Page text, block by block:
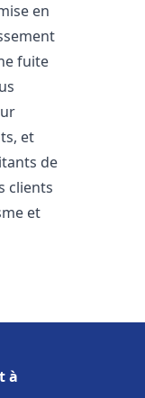
en
fuite
et
de
clients
et
à